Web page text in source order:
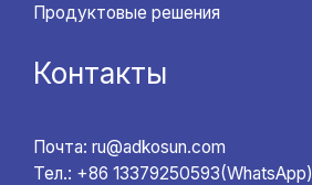
Продуктовые решения
Контакты
Почта: ru@adkosun.com
Тел.: +86 13379250593(WhatsApp)